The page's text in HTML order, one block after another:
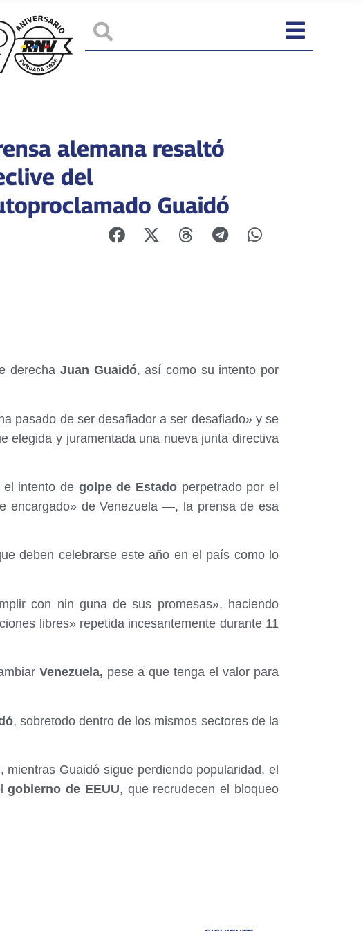
alemana resaltó
del
Guaidó
derecha Juan Guaidó, así como su intento por
pasado de ser desafiador a ser desafiado» y se
elegida y juramentada una nueva junta directiva
el intento de golpe de Estado perpetrado por el
encargado» de Venezuela —, la prensa de esa
deben celebrarse este año en el país como lo
con nin guna de sus promesas», haciendo
libres» repetida incesantemente durante 11
Venezuela, pese a que tenga el valor para
, sobretodo dentro de los mismos sectores de la
mientras Guaidó sigue perdiendo popularidad, el
gobierno de EEUU, que recrudecen el bloqueo